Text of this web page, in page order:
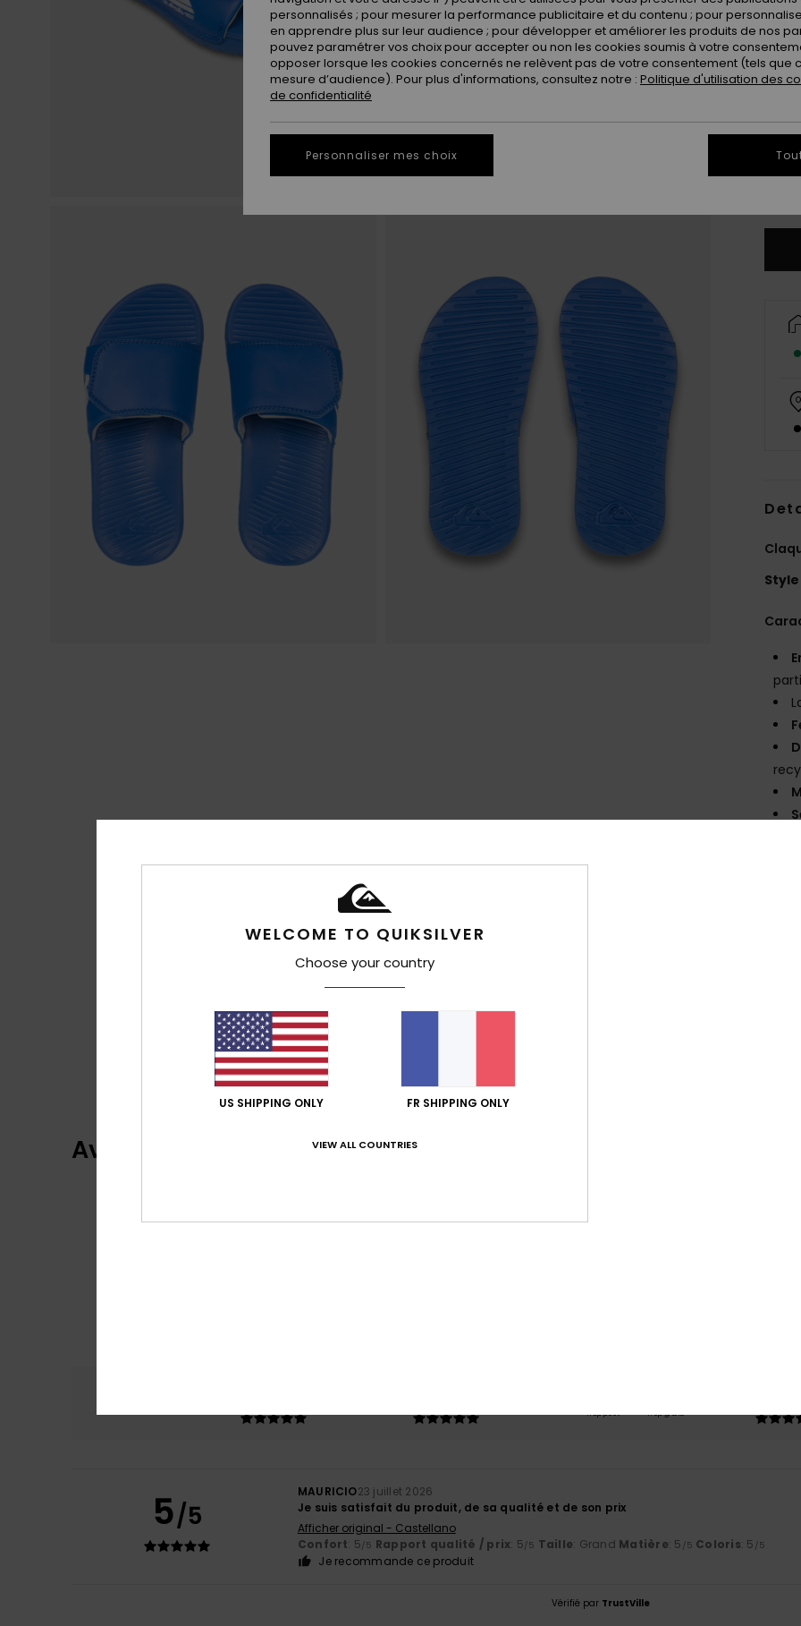
34
Style
Avis clients
Note moyenne
Trop petit Trop grand
5/5
MAURICIO23 juillet 2026
Je suis satisfait du produit, de sa qualité et de son prix
Afficher original - Castellano
Confort: 5/5 Rapport qualité / prix: 5/5 Taille: Grand Matière: 5 /5 Coloris: 5 /5
Je recommande ce produit
Vérifié par TrustVille
WELCOME TO QUIKSILVER
Choose your country
US SHIPPING ONLY FR SHIPPING ONLY
VIEW ALL COUNTRIES
personnalisés ; pour mesurer la performance publicitaire et du contenu ; pour
en apprendre plus sur leur audience ; pour développer et améliorer les produits de nos
pouvez paramétrer vos choix pour accepter ou non les cookies soumis à votre
opposer lorsque les cookies concernés ne relèvent pas de votre consentement (tels que
mesure d’audience). Pour plus d'informations, consultez notre : Politique d'utilisation des
de confidentialité
Personnaliser mes choix